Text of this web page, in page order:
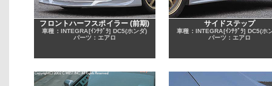
フロントハーフスポイラー (前期)
車種：INTEGRA[ｲﾝﾃｸﾞﾗ] DC5(ホンダ)
パーツ：エアロ
サイドステップ
車種：INTEGRA[ｲﾝﾃｸﾞﾗ] DC5(ホ
パーツ：エアロ